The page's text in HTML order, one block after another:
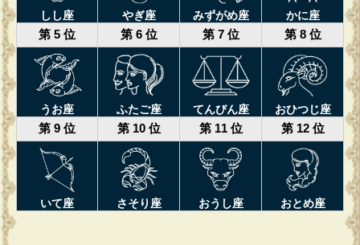
しし座 やぎ座 みずがめ座 かに座
第 5 位 第 6 位 第 7 位 第 8 位
うお座 ふたご座 てんびん座 おひつじ座
第 9 位 第 10 位 第 11 位 第 12 位
いて座 さそり座 おうし座 おとめ座